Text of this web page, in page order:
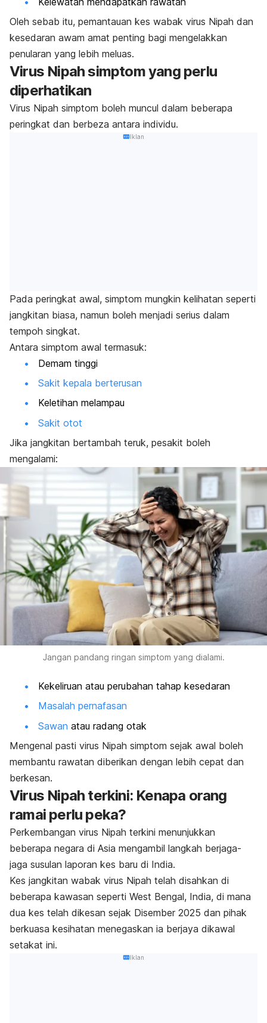
Oleh sebab itu, pemantauan kes wabak virus Nipah dan
kesedaran awam amat penting bagi mengelakkan
penularan yang lebih meluas.
Virus Nipah simptom yang perlu
diperhatikan
Virus Nipah simptom boleh muncul dalam beberapa
peringkat dan berbeza antara individu.
Iklan
Pada peringkat awal, simptom mungkin kelihatan seperti
jangkitan biasa, namun boleh menjadi serius dalam
tempoh singkat.
Antara simptom awal termasuk:
Demam tinggi
Sakit kepala berterusan
Keletihan melampau
Sakit otot
Jika jangkitan bertambah teruk, pesakit boleh
mengalami:
Jangan pandang ringan simptom yang dialami.
Kekeliruan atau perubahan tahap kesedaran
Masalah pernafasan
Sawan atau radang otak
Mengenal pasti virus Nipah simptom sejak awal boleh
membantu rawatan diberikan dengan lebih cepat dan
berkesan.
Virus Nipah terkini: Kenapa orang
ramai perlu peka?
Perkembangan virus Nipah terkini menunjukkan
beberapa negara di Asia mengambil langkah berjaga-
jaga susulan laporan kes baru di India.
Kes jangkitan wabak virus Nipah telah disahkan di
beberapa kawasan seperti West Bengal, India, di mana
dua kes telah dikesan sejak Disember 2025 dan pihak
berkuasa kesihatan menegaskan ia berjaya dikawal
setakat ini.
Iklan